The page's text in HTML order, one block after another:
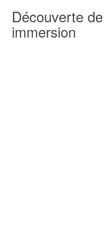
Découverte
immersion